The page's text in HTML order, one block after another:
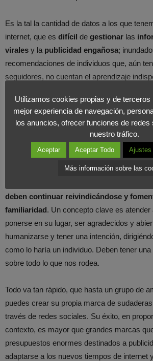
Es la tal la cantidad de datos a los que
internet, que es difícil de gestionar las
virales y la publicidad engañosa;
recomendaciones de individuos que, aún
seguidores, no cuentan el aprendizaje
detrás de todo contenido hay mucho
Hay que tener una conciencia formada a la
decisiones y de consumir. El fanatismo no
convertirse en discípulos de nada.
En una situación de crisis, la demanda y el
deben continuar reivindicándose y
familiaridad. Un concepto clave es
ponerse en su lugar, ser agradecidos y
humanizarse y tener una intención,
como lo haría un individuo. Deben tener
sobre todo lo que nos rodea.
Todo va tan rápido, que hasta un grupo de
puedes crear su propia marca de
través de redes sociales. Su éxito, en
contexto, es mayor que grandes marcas
presupuestos enormes destinados a
adaptarse a los nuevos tiempos de internet
Utilizamos cookies propias y de terceros
mejor experiencia de navegación,
los anuncios, ofrecer funciones de
nuestro tráfico.
Aceptar Aceptar Todo Ajustes
Más información sobre las